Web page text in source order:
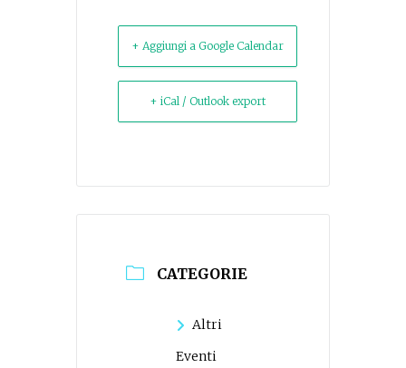
+ Aggiungi a Google Calendar
+ iCal / Outlook export
CATEGORIE
Altri
Eventi